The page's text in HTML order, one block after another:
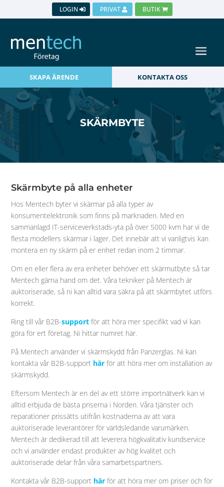
LOGIN PRIVAT BUTIK
SKAPA ÄRENDE KONTAKTA OSS
SKÄRMBYTE
Skärmbyte på alla enheter
Hos Mentech byter vi skärmar på alla typer av
konsumentelektronik som finns på marknaden. Med en
sammanlagd IT-serviceverkstads-yta på över 5000 kvm har vi de
flesta modellers skärmar i lager. Det innebär att vi vanligtvis kan
montera en ny skärm på er enhet redan inom 2 timmar.
Om en eller flera av era enheter behöver ett skärmutbyte så tar
Mentech gärna hand om det. Våra tekniker på Mentech är
auktoriserade, så ni kan alltid vara säkra på att skärmbytet utförs
korrekt.
Ring till vår B2B-support för att höra mer specifikt vad vi kan
göra för ert företag. Ni hittar numret här.
På Mentech använder vi skärmskydd från Panzerglas. Ni kan
kontakta vår B2B-support här för att höra mer om installation av
skärmskydd.
Eftersom Mentech är en del av ett större importnätverk kan vi
alltid erbjuda de bästa priserna i Norden. Våra tjänster och
reparationer prissätts utifrån kostnaderna av att vara
auktoriserade leverantörer för världsledande varumärken.
Mentech är dedikerad till att leverera högkvalitativ kundservice
och vi använder endast produkter av hög kvalitet och
auktoriserade delar från våra samarbetspartners.
Kontakta vår B2B-support här för att höra mer om priser och för